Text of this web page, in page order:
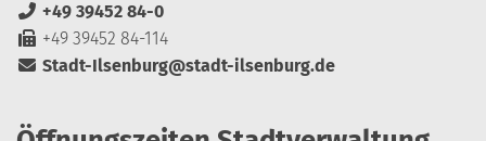
+49 39452 84-0
+49 39452 84-114
Stadt-Ilsenburg@stadt-ilsenburg.de